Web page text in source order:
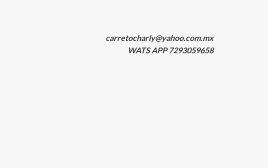
carretocharly@yahoo.com.mx
WATS APP 7293059658